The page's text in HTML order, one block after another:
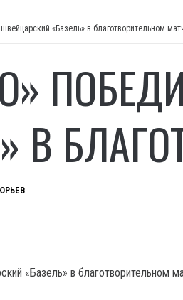
«Базель» в благотворительном
В